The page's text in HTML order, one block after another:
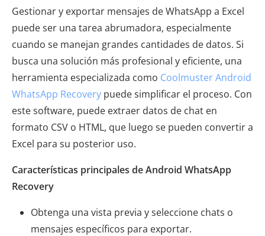
Gestionar y exportar mensajes de WhatsApp a Excel
puede ser una tarea abrumadora, especialmente
cuando se manejan grandes cantidades de datos. Si
busca una solución más profesional y eficiente, una
herramienta especializada como Coolmuster Android
WhatsApp Recovery puede simplificar el proceso. Con
este software, puede extraer datos de chat en
formato CSV o HTML, que luego se pueden convertir a
Excel para su posterior uso.
Características principales de Android WhatsApp
Recovery
Obtenga una vista previa y seleccione chats o
mensajes específicos para exportar.